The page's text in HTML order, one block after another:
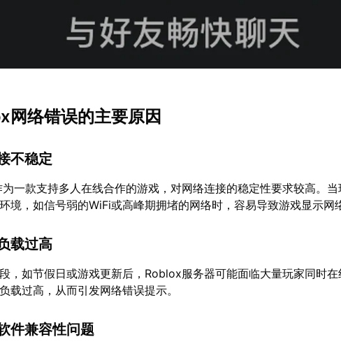
网络错误的主要原因
不稳定
一款支持多人在线合作的游戏，对网络连接的稳定性要求较高。
境，如信号弱的WiFi或高峰期拥堵的网络时，容易导致游戏显示网
载过高
，如节假日或游戏更新后，Roblox服务器可能面临大量玩家同时
载过高，从而引发网络错误提示。
件兼容性问题